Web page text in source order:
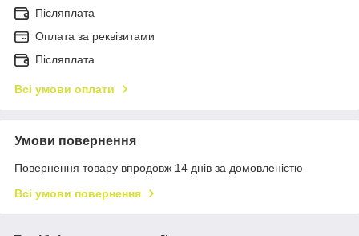
Післяплата
Оплата за реквізитами
Післяплата
Всі умови оплати
Умови повернення
Повернення товару впродовж 14 днів за домовленістю
Всі умови повернення